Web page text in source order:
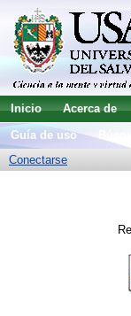
Inicio Acerca de
Guía de uso
Conectarse